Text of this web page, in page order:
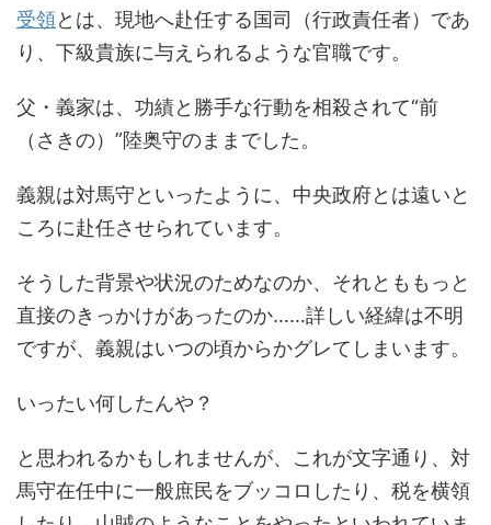
受領とは、現地へ赴任する国司（行政責任者）であ
り、下級貴族に与えられるような官職です。
父・義家は、功績と勝手な行動を相殺されて“前
（さきの）”陸奥守のままでした。
義親は対馬守といったように、中央政府とは遠いと
ころに赴任させられています。
そうした背景や状況のためなのか、それとももっと
直接のきっかけがあったのか……詳しい経緯は不明
ですが、義親はいつの頃からかグレてしまいます。
いったい何したんや？
と思われるかもしれませんが、これが文字通り、対
馬守在任中に一般庶民をブッコロしたり、税を横領